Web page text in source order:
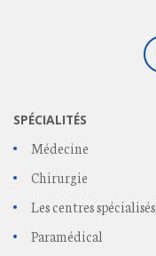
SPÉCIALITÉS
Médecine
Chirurgie
Les centres spécialisés
Paramédical